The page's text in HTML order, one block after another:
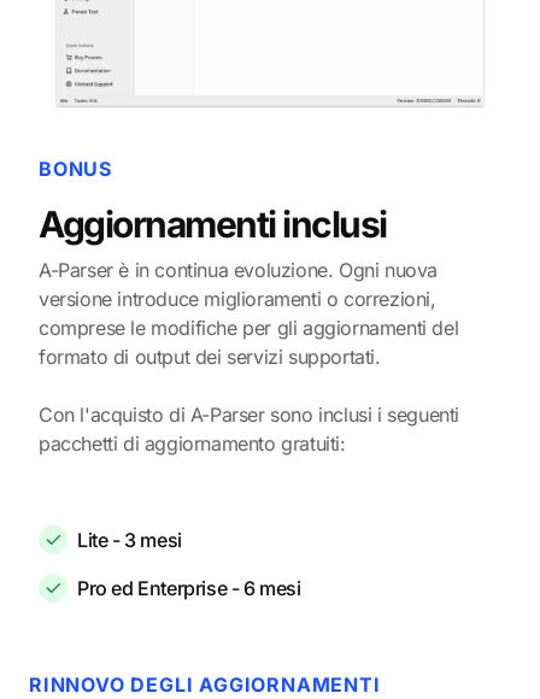
BONUS
Aggiornamenti inclusi
A-Parser è in continua evoluzione. Ogni nuova
versione introduce miglioramenti o correzioni,
comprese le modifiche per gli aggiornamenti del
formato di output dei servizi supportati.
Con l'acquisto di A-Parser sono inclusi i seguenti
pacchetti di aggiornamento gratuiti:
Lite - 3 mesi
Pro ed Enterprise - 6 mesi
RINNOVO DEGLI AGGIORNAMENTI